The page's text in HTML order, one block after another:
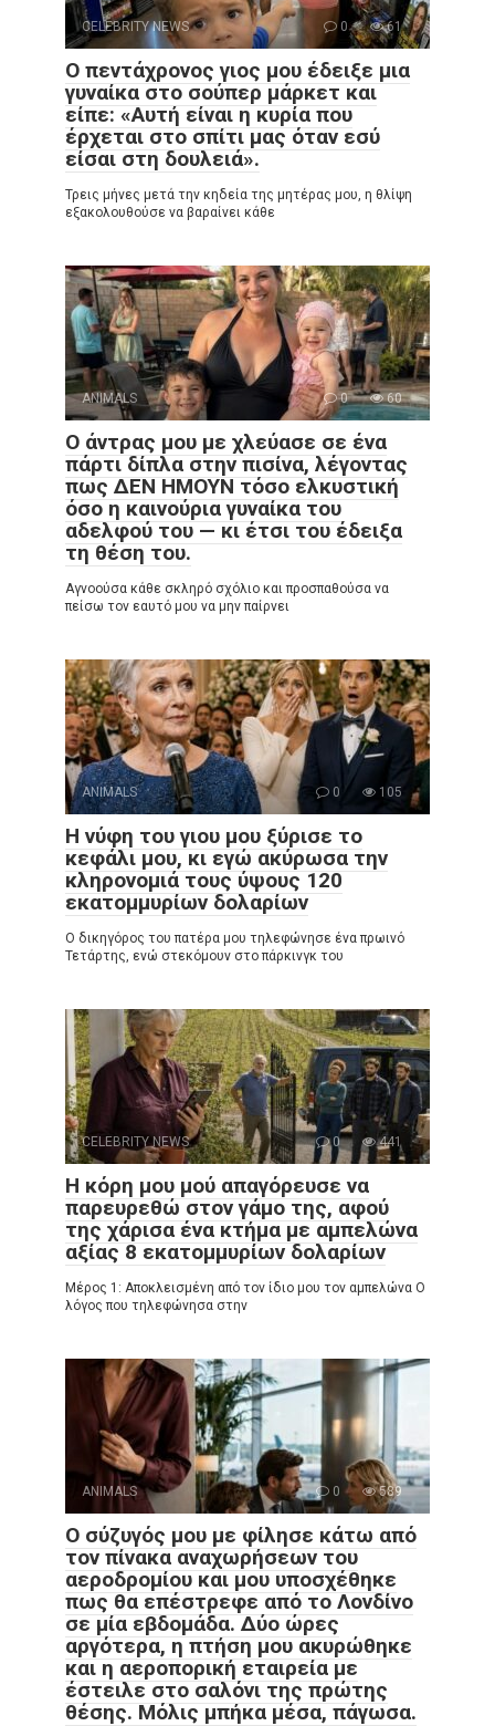
CELEBRITY NEWS 0 61
Ο πεντάχρονος γιος μου έδειξε μια
γυναίκα στο σούπερ μάρκετ και
είπε: «Αυτή είναι η κυρία που
έρχεται στο σπίτι μας όταν εσύ
είσαι στη δουλειά».
Τρεις μήνες μετά την κηδεία της μητέρας μου, η θλίψη
εξακολουθούσε να βαραίνει κάθε
ANIMALS 0 60
Ο άντρας μου με χλεύασε σε ένα
πάρτι δίπλα στην πισίνα, λέγοντας
πως ΔΕΝ ΗΜΟΥΝ τόσο ελκυστική
όσο η καινούρια γυναίκα του
αδελφού του — κι έτσι του έδειξα
τη θέση του.
Αγνοούσα κάθε σκληρό σχόλιο και προσπαθούσα να
πείσω τον εαυτό μου να μην παίρνει
ANIMALS 0 105
Η νύφη του γιου μου ξύρισε το
κεφάλι μου, κι εγώ ακύρωσα την
κληρονομιά τους ύψους 120
εκατομμυρίων δολαρίων
Ο δικηγόρος του πατέρα μου τηλεφώνησε ένα πρωινό
Τετάρτης, ενώ στεκόμουν στο πάρκινγκ του
CELEBRITY NEWS 0 441
Η κόρη μου μού απαγόρευσε να
παρευρεθώ στον γάμο της, αφού
της χάρισα ένα κτήμα με αμπελώνα
αξίας 8 εκατομμυρίων δολαρίων
Μέρος 1: Αποκλεισμένη από τον ίδιο μου τον αμπελώνα Ο
λόγος που τηλεφώνησα στην
ANIMALS 0 589
Ο σύζυγός μου με φίλησε κάτω από
τον πίνακα αναχωρήσεων του
αεροδρομίου και μου υποσχέθηκε
πως θα επέστρεφε από το Λονδίνο
σε μία εβδομάδα. Δύο ώρες
αργότερα, η πτήση μου ακυρώθηκε
και η αεροπορική εταιρεία με
έστειλε στο σαλόνι της πρώτης
θέσης. Μόλις μπήκα μέσα, πάγωσα.